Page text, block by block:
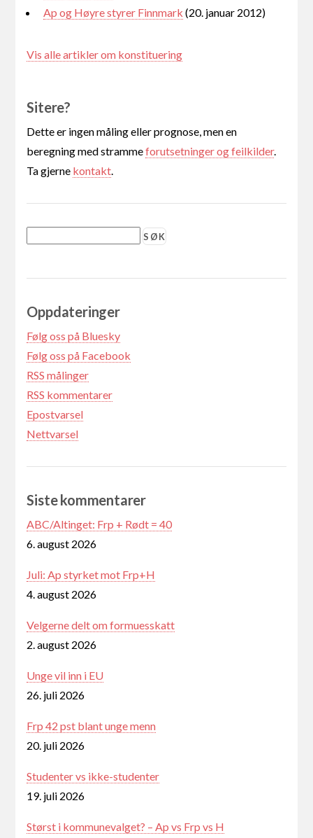
Ap og Høyre styrer Finnmark (20. januar 2012)
Vis alle artikler om konstituering
Sitere?
Dette er ingen måling eller prognose, men en
beregning med strammeforutsetninger og feilkilder.
Ta gjerne kontakt.
Oppdateringer
Følg oss på Bluesky
Følg oss på Facebook
RSS målinger
RSS kommentarer
Epostvarsel
Nettvarsel
Siste kommentarer
ABC/Altinget: Frp + Rødt = 40
6. august 2026
Juli: Ap styrket mot Frp+H
4. august 2026
Velgerne delt om formuesskatt
2. august 2026
Unge vil inn i EU
26. juli 2026
Frp 42 pst blant unge menn
20. juli 2026
Studenter vs ikke-studenter
19. juli 2026
Størst i kommunevalget? – Ap vs Frp vs H